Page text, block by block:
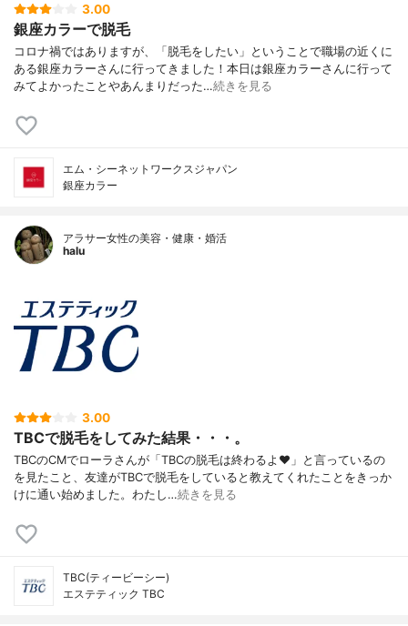
3.00
銀座カラーで脱毛
コロナ禍ではありますが、「脱毛をしたい」ということで職場の近くに
ある銀座カラーさんに行ってきました！本日は銀座カラーさんに行って
みてよかったことやあんまりだった…続きを見る
エム・シーネットワークスジャパン
銀座カラー
アラサー女性の美容・健康・婚活
halu
3.00
TBCで脱毛をしてみた結果・・・。
TBCのCMでローラさんが「TBCの脱毛は終わるよ♥」と言っているの
を見たこと、友達がTBCで脱毛をしていると教えてくれたことをきっか
けに通い始めました。わたし…続きを見る
TBC(ティービーシー)
エステティック TBC